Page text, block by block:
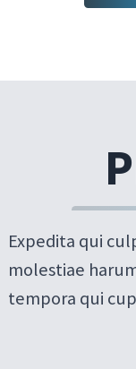
Expedita qui
molestiae
tempora qui